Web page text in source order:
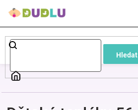
Hledat
Dětské
a
kojenecké